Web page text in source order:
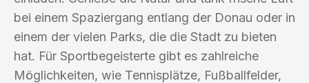
bei einem Spaziergang entlang der Donau oder in
einem der vielen Parks, die die Stadt zu bieten
hat. Für Sportbegeisterte gibt es zahlreiche
Möglichkeiten, wie Tennisplätze, Fußballfelder,